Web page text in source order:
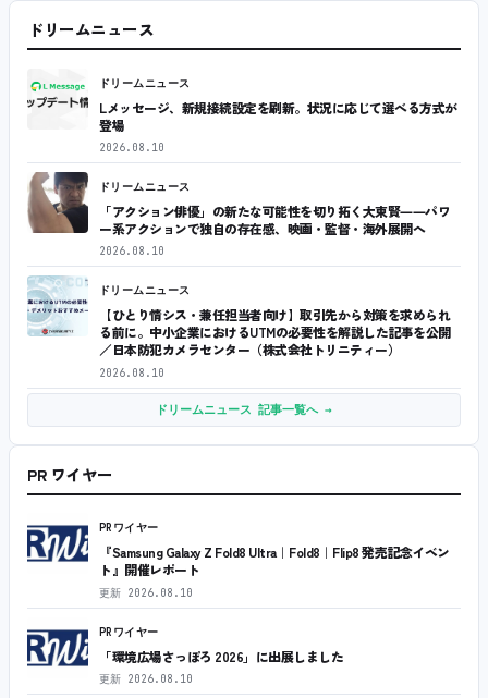
ドリームニュース
ドリームニュース
Lメッセージ、新規接続設定を刷新。状況に応じて選べる方式が
登場
2026.08.10
ドリームニュース
「アクション俳優」の新たな可能性を切り拓く大東賢――パワ
ー系アクションで独自の存在感、映画・監督・海外展開へ
2026.08.10
ドリームニュース
【ひとり情シス・兼任担当者向け】取引先から対策を求められ
る前に。中小企業におけるUTMの必要性を解説した記事を公開
／日本防犯カメラセンター（株式会社トリニティー）
2026.08.10
ドリームニュース 記事一覧へ →
PR ワイヤー
PRワイヤー
『Samsung Galaxy Z Fold8 Ultra｜Fold8｜Flip8 発売記念イベン
ト』開催レポート
更新 2026.08.10
PRワイヤー
「環境広場さっぽろ 2026」に出展しました
更新 2026.08.10